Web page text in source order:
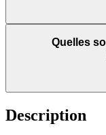
Quelles
Description